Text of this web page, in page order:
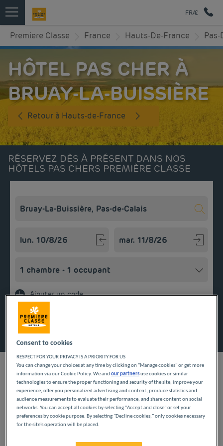
FR/€
Premiere Classe France Hauts-De-France Pas-
HÔTEL PAS CHER À
BRUAY-LA-BUISSIÈRE
Retour à Hauts-de-France
RÉSERVEZ DÈS À PRÉSENT DANS NOS
HÔTELS PAS CHERS PREMIÈRE CLASSE
Ajouter un code
Vous souhaitez passer un séjour dans le Pas-de-Calais ? Faites
le choix d’un hôtel tout confort avec wifi gratuit et parking
facile d’accès et partez à la découverte de Béthune au cœur du
avec ses maisons aux briques rouges et ses ruelles fleuries.
Consent to cookies
RESPECT FOR YOUR PRIVACY IS A PRIORITY FOR US
You can change your choices at any time by clicking on "Manage cookies" or get more
information via our Cookie Policy. We andour partnersuse cookies or similar
technologies to ensure the proper functioning and security of the site, improve your
experience, offer you personalized advertising and content, produce statistics and
audience measurements to evaluate their performance, and share content on social
networks. You can accept all cookies by selecting "Accept and close" or set your
preferences by cookie purpose. By selecting "Decline cookies," only cookies necessary
for the site's operation will be placed.